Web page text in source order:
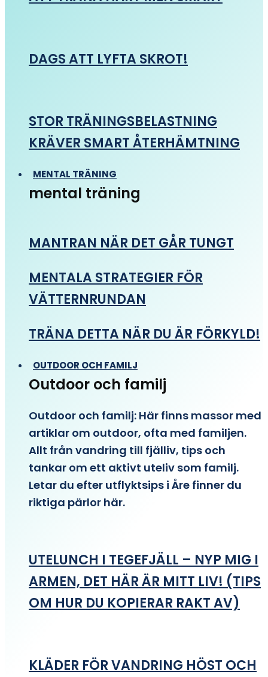
DAGS ATT LYFTA SKROT!
STOR TRÄNINGSBELASTNING
KRÄVER SMART ÅTERHÄMTNING
MENTAL TRÄNING
mental träning
MANTRAN NÄR DET GÅR TUNGT
MENTALA STRATEGIER FÖR
VÄTTERNRUNDAN
TRÄNA DETTA NÄR DU ÄR FÖRKYLD!
OUTDOOR OCH FAMILJ
Outdoor och familj
Outdoor och familj: Här finns massor med
artiklar om outdoor, ofta med familjen.
Allt från vandring till fjälliv, tips och
tankar om ett aktivt uteliv som familj.
Letar du efter utflyktsips i Åre finner du
riktiga pärlor här.
UTELUNCH I TEGEFJÄLL – NYP MIG I
ARMEN, DET HÄR ÄR MITT LIV! (TIPS
OM HUR DU KOPIERAR RAKT AV)
KLÄDER FÖR VANDRING HÖST OCH